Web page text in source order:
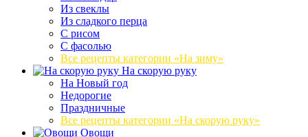
Из свеклы
Из сладкого перца
С рисом
С фасолью
Все рецепты категории «На зиму»
На скорую руку
На Новый год
Недорогие
Праздничные
Все рецепты категории «На скорую руку»
Овощи